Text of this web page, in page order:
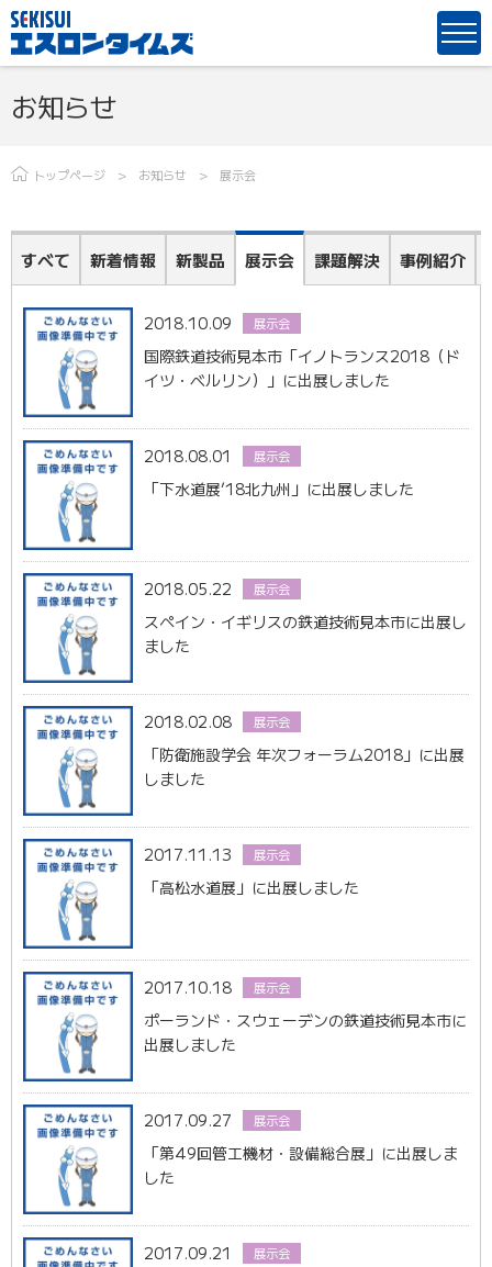
お知らせ
トップページ お知らせ 展示会
すべて 新着情報 新製品 展示会 課題解決 事例紹介
2018.10.09 展示会
国際鉄道技術見本市「イノトランス2018（ド
イツ・ベルリン）」に出展しました
2018.08.01 展示会
「下水道展’18北九州」に出展しました
2018.05.22 展示会
スペイン・イギリスの鉄道技術見本市に出展し
ました
2018.02.08 展示会
「防衛施設学会 年次フォーラム2018」に出展
しました
2017.11.13 展示会
「高松水道展」に出展しました
2017.10.18 展示会
ポーランド・スウェーデンの鉄道技術見本市に
出展しました
2017.09.27 展示会
「第49回管工機材・設備総合展」に出展しま
した
2017.09.21 展示会